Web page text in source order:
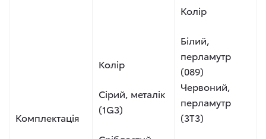
Комплектація
Колір
Сірий, металік
(1G3)
Колір
Білий,
перламутр
(089)
Червоний,
перламутр
(3T3)